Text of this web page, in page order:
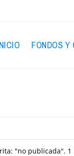
FONDOS Y
"no publicada".